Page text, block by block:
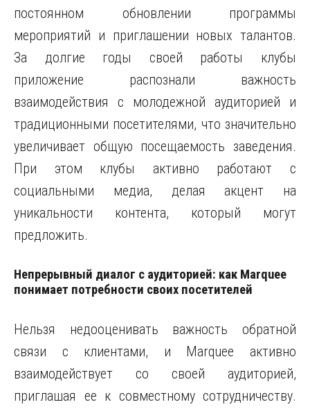
постоянном обновлении программы
мероприятий и приглашении новых талантов.
За долгие годы своей работы клубы
приложение распознали важность
взаимодействия с молодежной аудиторией и
традиционными посетителями, что значительно
увеличивает общую посещаемость заведения.
При этом клубы активно работают с
социальными медиа, делая акцент на
уникальности контента, который могут
предложить.
Непрерывный диалог с аудиторией: как Marquee
понимает потребности своих посетителей
Нельзя недооценивать важность обратной
связи с клиентами, и Marquee активно
взаимодействует со своей аудиторией,
приглашая ее к совместному сотрудничеству.